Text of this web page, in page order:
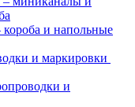
и напольные
и маркировки
и